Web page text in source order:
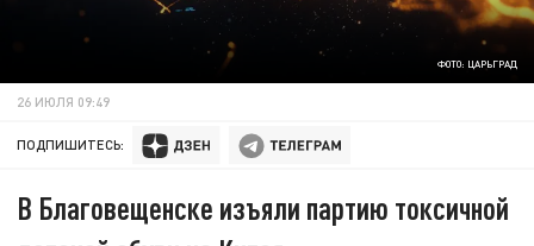
ФОТО: ЦАРЬГРАД
26 ИЮЛЯ 09:49
ПОДПИШИТЕСЬ:
В Благовещенске изъяли партию токсичной